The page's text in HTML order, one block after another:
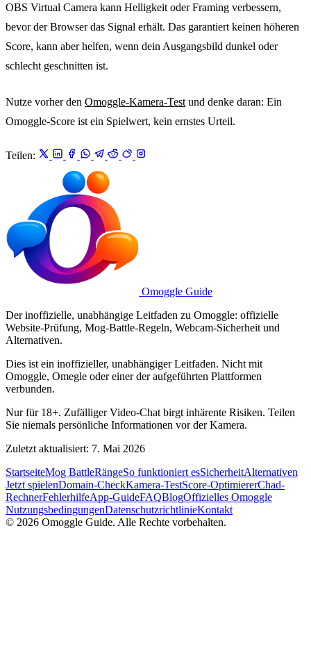
OBS Virtual Camera kann Helligkeit oder Framing verbessern,
bevor der Browser das Signal erhält. Das garantiert keinen höheren
Score, kann aber helfen, wenn dein Ausgangsbild dunkel oder
schlecht geschnitten ist.
Nutze vorher den Omoggle-Kamera-Test und denke daran: Ein
Omoggle-Score ist ein Spielwert, kein ernstes Urteil.
Teilen:
Omoggle Guide
Der inoffizielle, unabhängige Leitfaden zu Omoggle: offizielle
Website-Prüfung, Mog-Battle-Regeln, Webcam-Sicherheit und
Alternativen.
Dies ist ein inoffizieller, unabhängiger Leitfaden. Nicht mit
Omoggle, Omegle oder einer der aufgeführten Plattformen
verbunden.
Nur für 18+. Zufälliger Video-Chat birgt inhärente Risiken. Teilen
Sie niemals persönliche Informationen vor der Kamera.
Zuletzt aktualisiert: 7. Mai 2026
StartseiteMog BattleRängeSo funktioniert esSicherheitAlternativen
Jetzt spielenDomain-CheckKamera-TestScore-OptimiererChad-
RechnerFehlerhilfeApp-GuideFAQBlogOffizielles Omoggle
NutzungsbedingungenDatenschutzrichtlinieKontakt
© 2026 Omoggle Guide. Alle Rechte vorbehalten.